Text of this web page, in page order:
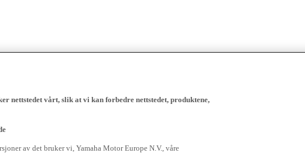
nettstedet vårt, slik at vi kan forbedre nettstedet, produktene,
av det bruker vi, Yamaha Motor Europe N.V., våre